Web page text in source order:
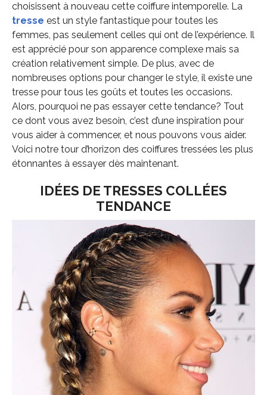
choisissent à nouveau cette coiffure intemporelle. La
tresse est un style fantastique pour toutes les
femmes, pas seulement celles qui ont de l’expérience. Il
est apprécié pour son apparence complexe mais sa
création relativement simple. De plus, avec de
nombreuses options pour changer le style, il existe une
tresse pour tous les goûts et toutes les occasions.
Alors, pourquoi ne pas essayer cette tendance? Tout
ce dont vous avez besoin, c’est d’une inspiration pour
vous aider à commencer, et nous pouvons vous aider.
Voici notre tour d’horizon des coiffures tressées les plus
étonnantes à essayer dès maintenant.
IDÉES DE TRESSES COLLÉES
TENDANCE